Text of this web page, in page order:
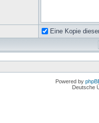
Eine Kopie
Powered by
Deutsche